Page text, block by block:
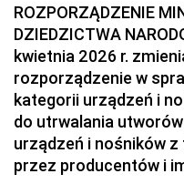
2011
2008
2005
2002
1999
1996
ROZPORZĄDZENIE
DZIEDZICTWA
kwietnia 2026 r.
rozporządzenie w
kategorii urządzeń i
do utrwalania
urządzeń i nośników
przez producentów i